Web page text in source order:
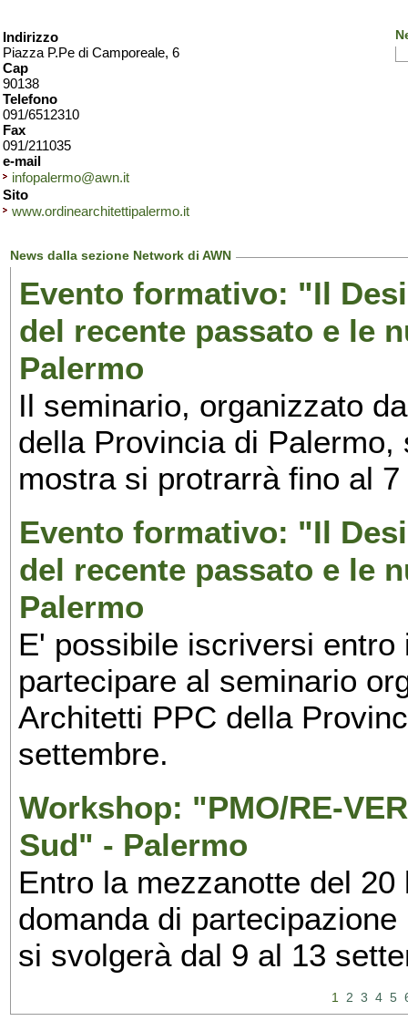
Indirizzo
Piazza P.Pe di Camporeale, 6
Cap
90138
Telefono
091/6512310
Fax
091/211035
e-mail
infopalermo@awn.it
Sito
www.ordinearchitettipalermo.it
News dalla sezione Network di AWN
Evento formativo: "Il
del recente passato e le
Palermo
Il seminario, organizzato
della Provincia di
mostra si protrarrà fino al
Evento formativo: "Il
del recente passato e le
Palermo
E' possibile iscriversi
partecipare al seminario
Architetti PPC della
settembre.
Workshop: "PMO/RE-
Sud" - Palermo
Entro la mezzanotte del
domanda di
si svolgerà dal 9 al 13
1 2 3 4 5